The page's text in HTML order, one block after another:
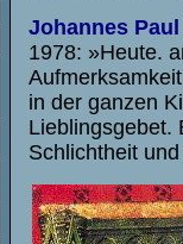
Johannes Paul
1978: »Heute.
in der ganzen
Lieblingsgebet.
Schlichtheit